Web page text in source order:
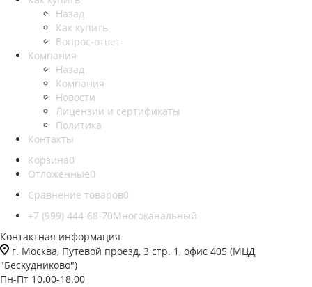
Назад
Как купить
Вопрос-ответ
Компания
Назад
Компания
Новости
Лицензии и сертификаты
Политика
Контакты
Корзина0
Отложенные0
Сравнение товаров0
+7 (999) 444-68-70Многоканальный
Контактная информация
г. Москва, Путевой проезд, 3 стр. 1, офис 405 (МЦД
"Бескудниково")
Пн-Пт 10.00-18.00